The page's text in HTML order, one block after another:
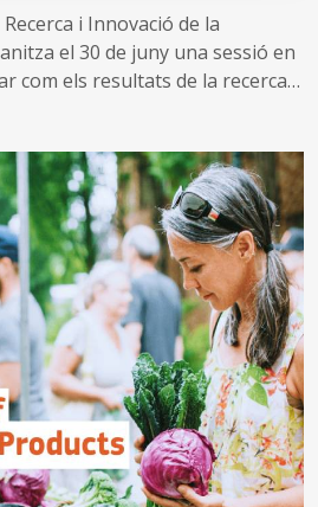
i Innovació de la
el 30 de juny una sessió en
com els resultats de la recerca
l'estudi en curs "Fostering
Cooperation for Value
del qual es publicaran a la tardor